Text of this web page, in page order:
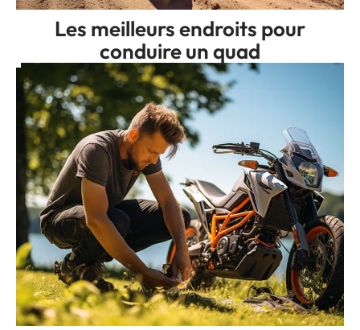
Les meilleurs endroits pour
conduire un quad